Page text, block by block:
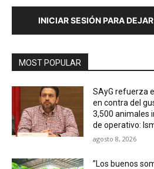
INICIAR SESIÓN PARA
MOST POPULAR
SAyG refuerza
en contra del
3,500 animales
de operativo:
agosto 8, 2026
”Los buenos